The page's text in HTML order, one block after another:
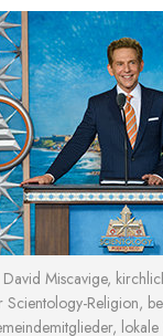
Miscavige,
Scientology-Religion,